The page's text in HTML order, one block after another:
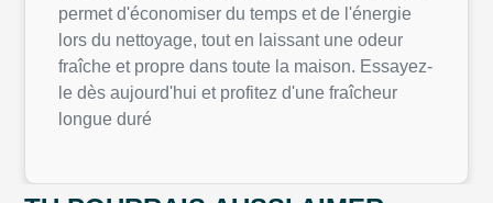
permet d'économiser du temps et de l'énergie
lors du nettoyage, tout en laissant une odeur
fraîche et propre dans toute la maison. Essayez-
le dès aujourd'hui et profitez d'une fraîcheur
longue duré